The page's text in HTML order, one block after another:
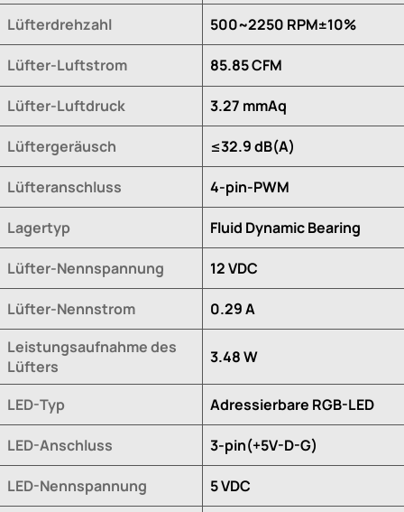
Lüfterdrehzahl 500~2250 RPM±10%
Lüfter-Luftstrom 85.85 CFM
Lüfter-Luftdruck 3.27 mmAq
Lüftergeräusch ≤32.9 dB(A)
Lüfteranschluss 4-pin-PWM
Lagertyp Fluid Dynamic Bearing
Lüfter-Nennspannung 12 VDC
Lüfter-Nennstrom
0.29 A
Leistungsaufnahme des
Lüfters
3.48 W
LED-Typ Adressierbare RGB-LED
LED-Anschluss 3-pin(+5V-D-G)
LED-Nennspannung 5 VDC